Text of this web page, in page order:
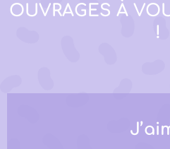
OUVRAGES À
!